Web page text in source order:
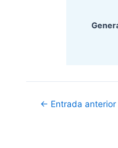
Navegación
← Entrada anterior